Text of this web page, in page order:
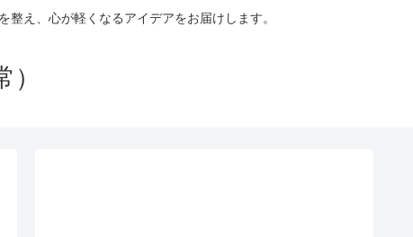
え、心が軽くなるアイデアをお届けします。